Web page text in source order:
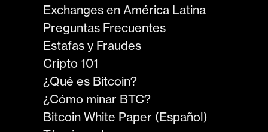
Exchanges en América Latina
Preguntas Frecuentes
Estafas y Fraudes
Cripto 101
¿Qué es Bitcoin?
¿Cómo minar BTC?
Bitcoin White Paper (Español)